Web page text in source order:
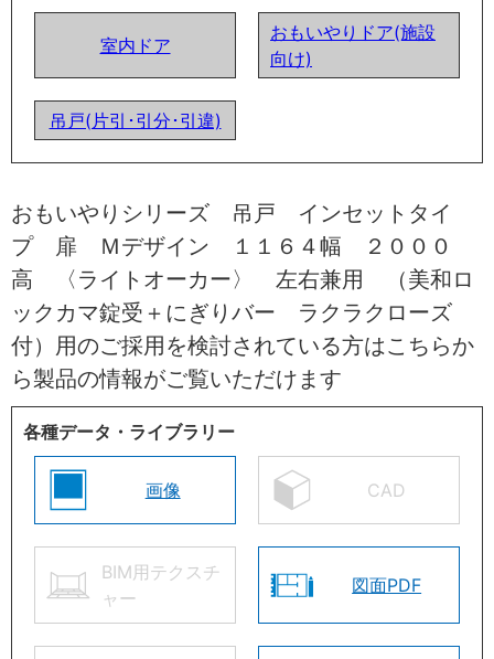
室内ドア
おもいやりドア(施設
向け)
吊戸(片引･引分･引違)
おもいやりシリーズ 吊戸 インセットタイ
プ 扉 Ｍデザイン １１６４幅 ２０００
高 〈ライトオーカー〉 左右兼用 （美和ロ
ックカマ錠受＋にぎりバー ラクラクローズ
付）用のご採用を検討されている方はこちらか
ら製品の情報がご覧いただけます
各種データ・ライブラリー
画像 CAD
BIM用テクスチ
ャー
図面PDF